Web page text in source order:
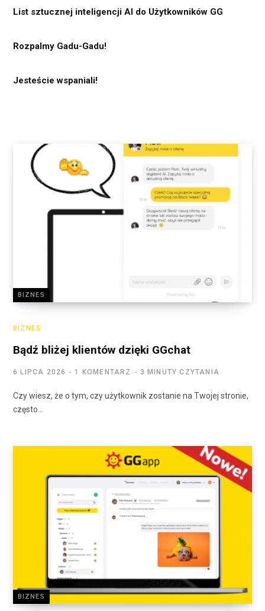
List sztucznej inteligencji AI do Użytkowników GG
Rozpalmy Gadu-Gadu!
Jesteście wspaniali!
BIZNES
BIZNES
Bądź bliżej klientów dzięki GGchat
6 LIPCA 2026 1 KOMENTARZ 3 MINUTY CZYTANIA
Czy wiesz, że o tym, czy użytkownik zostanie na Twojej stronie,
często…
BIZNES